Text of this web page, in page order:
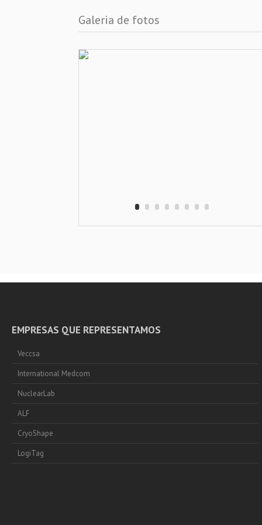
Galeria de fotos
EMPRESAS QUE REPRESENTAMOS
Veccsa
International Medcom
NuclearLab
ALF
CryoShape
LogiTag